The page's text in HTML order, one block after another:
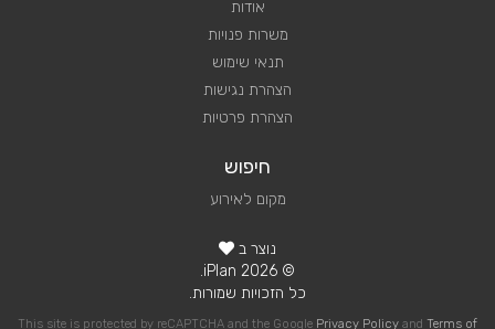
אודות
משרות פנויות
תנאי שימוש
הצהרת נגישות
הצהרת פרטיות
חיפוש
מקום לאירוע
נוצר ב
© 2026 iPlan.
כל הזכויות שמורות.
This site is protected by reCAPTCHA and the Google Privacy Policy and Terms of